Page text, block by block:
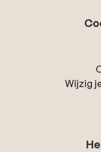
Wijzig